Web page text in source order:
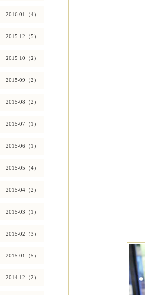
2016-01（4）
2015-12（5）
2015-10（2）
2015-09（2）
2015-08（2）
2015-07（1）
2015-06（1）
2015-05（4）
2015-04（2）
2015-03（1）
2015-02（3）
2015-01（5）
2014-12（2）